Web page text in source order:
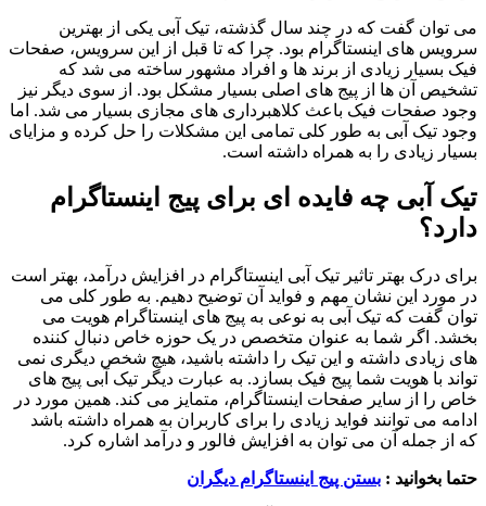
می توان گفت که در چند سال گذشته، تیک آبی یکی از بهترین
سرویس های اینستاگرام بود. چرا که تا قبل از این سرویس، صفحات
فیک بسیار زیادی از برند ها و افراد مشهور ساخته می شد که
تشخیص آن ها از پیج های اصلی بسیار مشکل بود. از سوی دیگر نیز
وجود صفحات فیک باعث کلاهبرداری های مجازی بسیار می شد. اما
وجود تیک آبی به طور کلی تمامی این مشکلات را حل کرده و مزایای
بسیار زیادی را به همراه داشته است.
تیک آبی چه فایده ای برای پیج اینستاگرام
دارد؟
برای درک بهتر تاثیر تیک آبی اینستاگرام در افزایش درآمد، بهتر است
در مورد این نشان مهم و فواید آن توضیح دهیم. به طور کلی می
توان گفت که تیک آبی به نوعی به پیج های اینستاگرام هویت می
بخشد. اگر شما به عنوان متخصص در یک حوزه خاص دنبال کننده
های زیادی داشته و این تیک را داشته باشید، هیچ شخص دیگری نمی
تواند با هویت شما پیج فیک بسازد. به عبارت دیگر تیک آبی پیج های
خاص را از سایر صفحات اینستاگرام، متمایز می کند. همین مورد در
ادامه می توانند فواید زیادی را برای کاربران به همراه داشته باشد
که از جمله آن می توان به افزایش فالور و درآمد اشاره کرد.
حتما بخوانید : بستن پیج اینستاگرام دیگران